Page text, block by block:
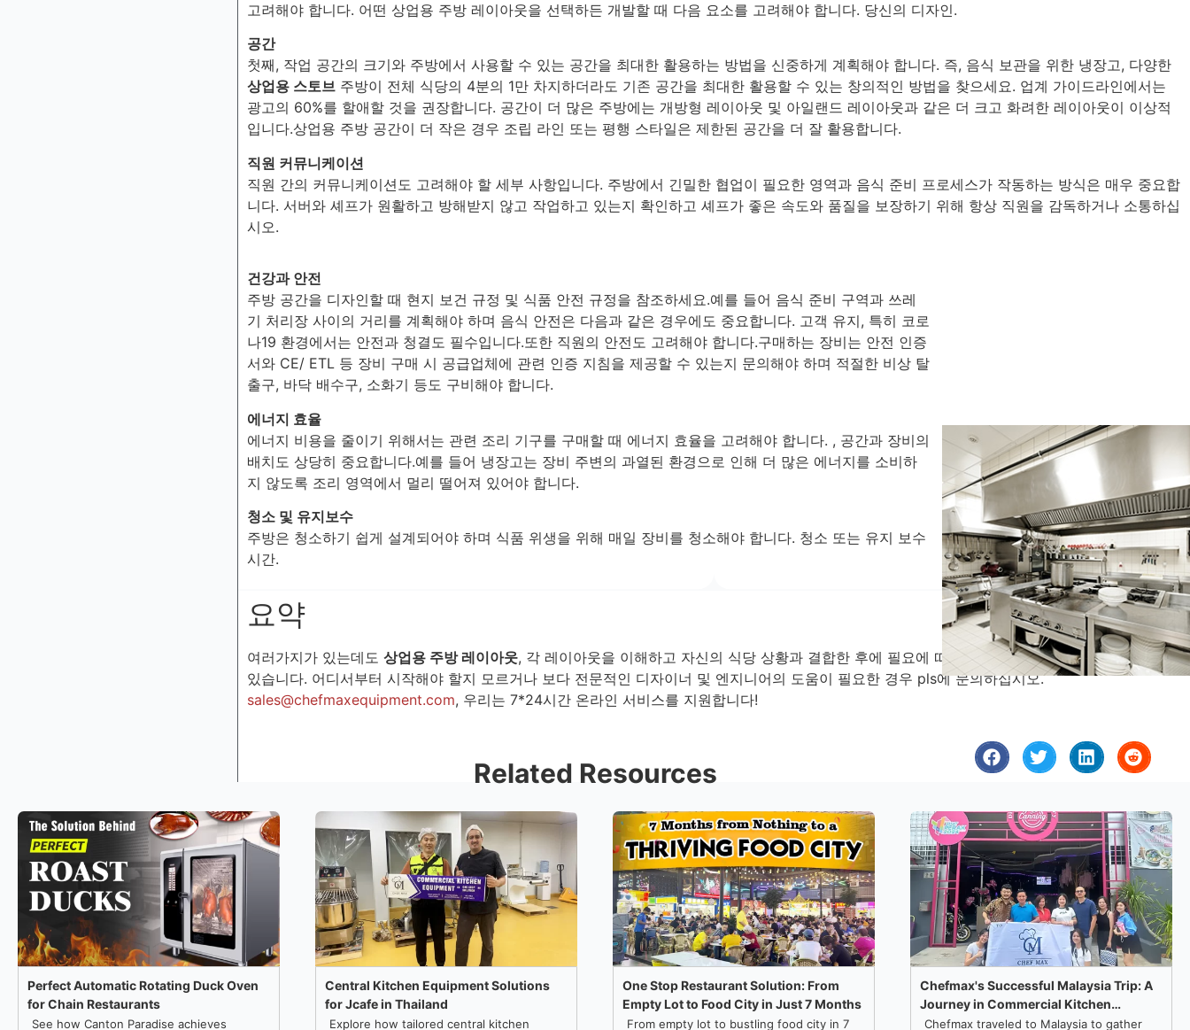
고려해야 합니다. 어떤 상업용 주방 레이아웃을 선택하든 개발할 때 다음 요소를 고려해야 합니다. 당신의 디자인.
공간
첫째, 작업 공간의 크기와 주방에서 사용할 수 있는 공간을 최대한 활용하는 방법을 신중하게 계획해야 합니다. 즉, 음식 보관을 위한 냉장고, 다양한
상업용 스토브주방이 전체 식당의 4분의 1만 차지하더라도 기존 공간을 최대한 활용할 수 있는 창의적인 방법을 찾으세요. 업계 가이드라인에서는
광고의 60%를 할애할 것을 권장합니다. 공간이 더 많은 주방에는 개방형 레이아웃 및 아일랜드 레이아웃과 같은 더 크고 화려한 레이아웃이 이상적
입니다.상업용 주방 공간이 더 작은 경우 조립 라인 또는 평행 스타일은 제한된 공간을 더 잘 활용합니다.
직원 커뮤니케이션
직원 간의 커뮤니케이션도 고려해야 할 세부 사항입니다. 주방에서 긴밀한 협업이 필요한 영역과 음식 준비 프로세스가 작동하는 방식은 매우 중요합
니다. 서버와 셰프가 원활하고 방해받지 않고 작업하고 있는지 확인하고 셰프가 좋은 속도와 품질을 보장하기 위해 항상 직원을 감독하거나 소통하십
시오.
건강과 안전
주방 공간을 디자인할 때 현지 보건 규정 및 식품 안전 규정을 참조하세요.예를 들어 음식 준비 구역과 쓰레
기 처리장 사이의 거리를 계획해야 하며 음식 안전은 다음과 같은 경우에도 중요합니다. 고객 유지, 특히 코로
나19 환경에서는 안전과 청결도 필수입니다.또한 직원의 안전도 고려해야 합니다.구매하는 장비는 안전 인증
서와 CE/ ETL 등 장비 구매 시 공급업체에 관련 인증 지침을 제공할 수 있는지 문의해야 하며 적절한 비상 탈
출구, 바닥 배수구, 소화기 등도 구비해야 합니다.
에너지 효율
에너지 비용을 줄이기 위해서는 관련 조리 기구를 구매할 때 에너지 효율을 고려해야 합니다. , 공간과 장비의
배치도 상당히 중요합니다.예를 들어 냉장고는 장비 주변의 과열된 환경으로 인해 더 많은 에너지를 소비하
지 않도록 조리 영역에서 멀리 떨어져 있어야 합니다.
청소 및 유지보수
주방은 청소하기 쉽게 설계되어야 하며 식품 위생을 위해 매일 장비를 청소해야 합니다. 청소 또는 유지 보수
시간.
요약
여러가지가 있는데도 상업용 주방 레이아웃, 각 레이아웃을 이해하고 자신의 식당 상황과 결합한 후에 필요에 따라 디자인 계획을 명확하게 만들 수
있습니다. 어디서부터 시작해야 할지 모르거나 보다 전문적인 디자이너 및 엔지니어의 도움이 필요한 경우 pls에 문의하십시오.
sales@chefmaxequipment.com, 우리는 7*24시간 온라인 서비스를 지원합니다!
Related Resources
Perfect Automatic Rotating Duck Oven
for Chain Restaurants
See how Canton Paradise achieves
Central Kitchen Equipment Solutions
for Jcafe in Thailand
Explore how tailored central kitchen
One Stop Restaurant Solution: From
Empty Lot to Food City in Just 7 Months
From empty lot to bustling food city in 7
Chefmax's Successful Malaysia Trip: A
Journey in Commercial Kitchen
Solutions
Chefmax traveled to Malaysia to gather